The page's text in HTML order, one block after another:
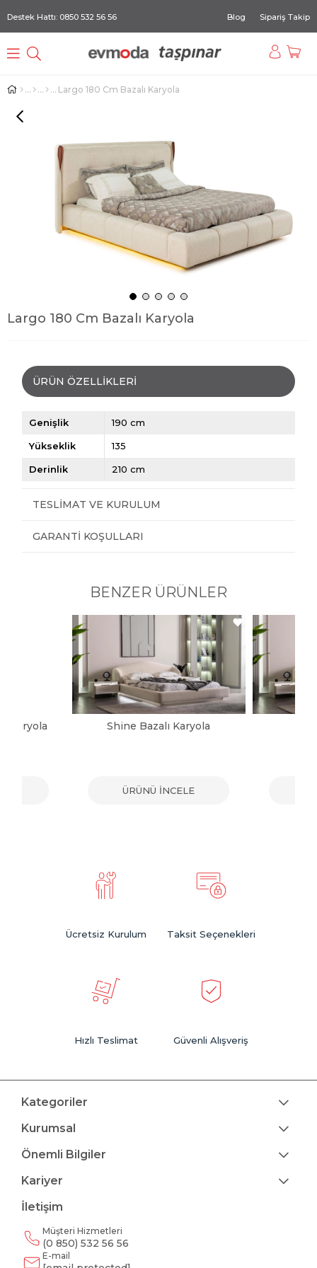
Destek Hattı: 0850 532 56 56 Blog Sipariş Takip
Largo 180 Cm Bazalı Karyola
Largo 180 Cm Bazalı Karyola
ÜRÜN ÖZELLIKLERI
Genişlik 190 cm
Yükseklik 135
Derinlik 210 cm
TESLIMAT VE KURULUM
GARANTI KOŞULLARI
BENZER ÜRÜNLER
Karyola Shine Bazalı Karyola
ÜRÜNÜ İNCELE
Ücretsiz Kurulum Taksit Seçenekleri
Hızlı Teslimat Güvenli Alışveriş
Kategoriler
Kurumsal
Önemli Bilgiler
Kariyer
İletişim
Müşteri Hizmetleri
(0 850) 532 56 56
E-mail